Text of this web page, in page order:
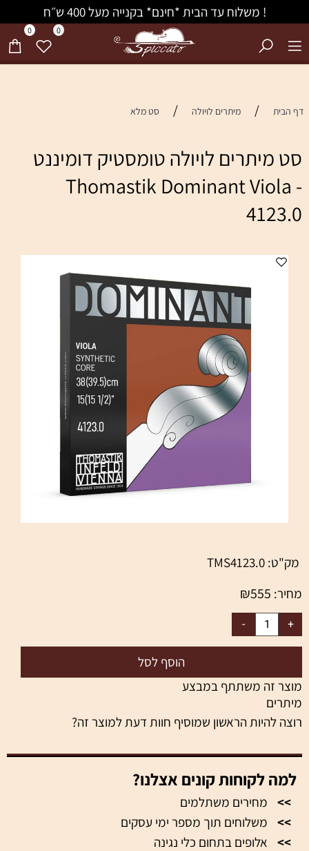
! משלוח עד הבית *חינם* בקנייה מעל 400 ש״ח
0 0
דף הבית / מיתרים לויולה / סט מלא
סט מיתרים לויולה טומסטיק דומיננט
Thomastik Dominant Viola -
4123.0
מק"ט: TMS4123.0
מחיר:
₪555
הוסף לסל
מוצר זה משתתף במבצע
מיתרים
רוצה להיות הראשון שמוסיף חוות דעת למוצר זה?
למה לקוחות קונים אצלנו?
>>
מחירים משתלמים
>>
משלוחים תוך מספר ימי עסקים
>>
אלופים בתחום כלי נגינה